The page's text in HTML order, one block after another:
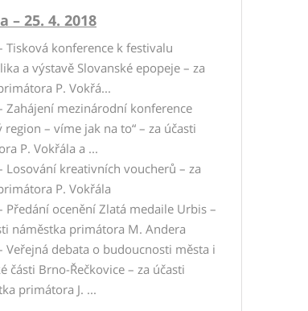
– 25. 4. 2018
Tisková konference k festivalu
a výstavě Slovanské epopeje – za
P. Vokřá...
Zahájení mezinárodní konference
region – víme jak na to“ – za účasti
P. Vokřála a ...
Losování kreativních voucherů – za
P. Vokřála
Předání ocenění Zlatá medaile Urbis –
náměstka primátora M. Andera
Veřejná debata o budoucnosti města i
části Brno-Řečkovice – za účasti
primátora J. ...